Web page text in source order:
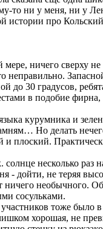
то ни у меня, ни у
истории про
ничего сверху
неправильно.
до 30 градусов,
в подобие
курумника и
Но делать
плоский.
несколько раз
- дойти, не теряя
необычного.
сосульками.
тоже было в
хорошая, не